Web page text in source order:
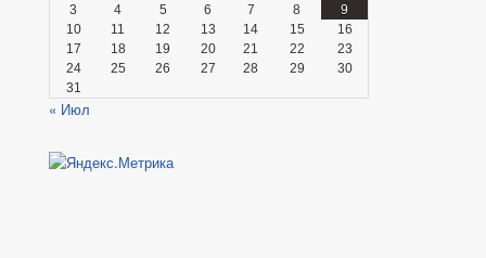
3
4 5 6 7 8
9
10
11 12 13 14 15
16
17
18 19 20 21 22
23
24
25 26 27 28 29
30
31
« Июл